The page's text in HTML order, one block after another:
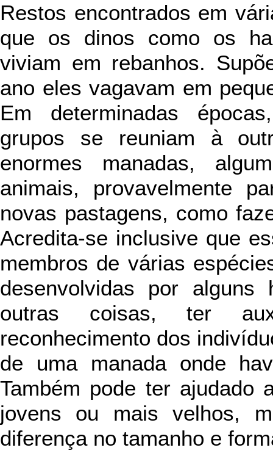
Restos encontrados em
que os dinos como os
viviam em rebanhos.
ano eles vagavam em
Em determinadas
grupos se reuniam à
enormes manadas,
animais, provavelmente
novas pastagens, como
Acredita-se inclusive que
membros de várias
desenvolvidas por alguns
outras coisas, ter
reconhecimento dos
de uma manada onde
Também pode ter ajudado
jovens ou mais velhos,
diferença no tamanho e